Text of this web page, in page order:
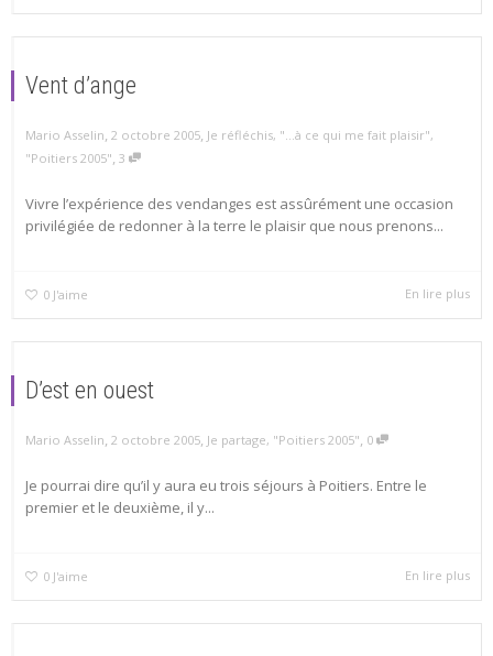
Vent d’ange
Mario Asselin, 2 octobre 2005, Je réfléchis, "...à ce qui me fait plaisir",
"Poitiers 2005", 3
Vivre l’expérience des vendanges est assûrément une occasion
privilégiée de redonner à la terre le plaisir que nous prenons...
0 J'aime En lire plus
D’est en ouest
Mario Asselin, 2 octobre 2005, Je partage, "Poitiers 2005", 0
Je pourrai dire qu’il y aura eu trois séjours à Poitiers. Entre le
premier et le deuxième, il y...
0 J'aime En lire plus